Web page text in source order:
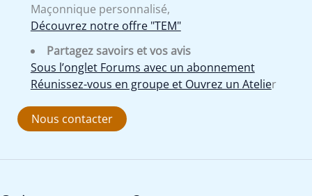
Maçonnique personnalisé,
Découvrez notre offre "TEM"
Partagez savoirs et vos avis
Sous l’onglet Forums avec un abonnement
Réunissez-vous en groupe et Ouvrez un Atelier
Nous contacter